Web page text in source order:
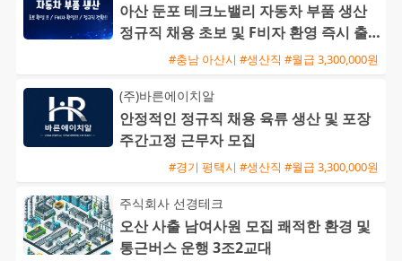
아산 둔포 테크노밸리 자동차 부품 생산
정규직 채용 초보 및 F비자 환영 즉시 출
#충남 아산시 #생산직 #월급 3,300,000원
(주)바른에이치알
안정적인 정규직 채용 육류 생산 및 포장
주간고정 근무자 모집
#경기 평택시 #생산직 #월급 3,300,000원
주식회사 선경테크
오산 사출 남여사원 모집 쾌적한 환경 및
통근버스 운행 3조2교대